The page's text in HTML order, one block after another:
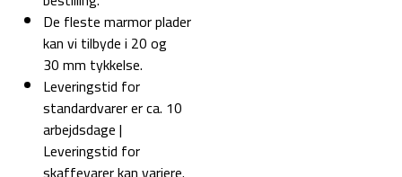
De fleste marmor plader
kan vi tilbyde i 20 og
30 mm tykkelse.
Leveringstid for
standardvarer er ca. 10
arbejdsdage |
Leveringstid for